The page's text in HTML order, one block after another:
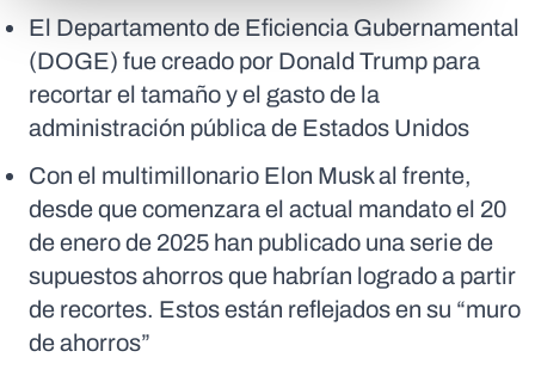
El Departamento de Eficiencia Gubernamental
(DOGE) fue creado por Donald Trump para
recortar el tamaño y el gasto de la
administración pública de Estados Unidos
Con el multimillonario Elon Musk al frente,
desde que comenzara el actual mandato el 20
de enero de 2025 han publicado una serie de
supuestos ahorros que habrían logrado a partir
de recortes. Estos están reflejados en su “muro
de ahorros”